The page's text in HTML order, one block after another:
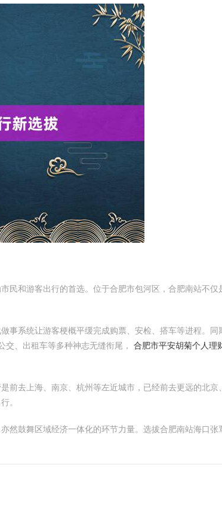
民和游客出行的首选。位于合肥市包河区，合肥南站不仅
事系统让游客梗概平缓完成购票、安检、搭车等进程。同
交、出租车等多种神志无缝衔尾， 合肥市平安胡菊个人理
前去上海、南京、杭州等左近城市，已经前去更远的北京
。
然鼓舞区域经济一体化的环节力量。选拔合肥南站海口张